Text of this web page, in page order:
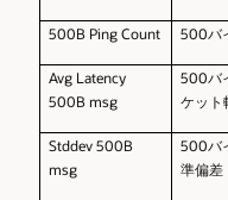
500B Ping Count 500バ
Avg Latency
500B msg
500バ
ケット
Stddev 500B
msg
500バ
準偏差